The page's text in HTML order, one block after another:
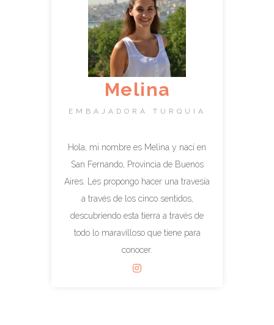
Melina
EMBAJADORA TURQUIA
Hola, mi nombre es Melina y nací en
San Fernando, Provincia de Buenos
Aires. Les propongo hacer una travesía
a través de los cinco sentidos,
descubriendo esta tierra a través de
todo lo maravilloso que tiene para
conocer.